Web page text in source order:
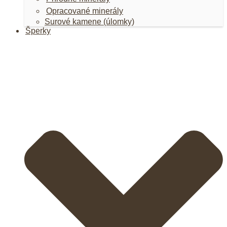
Opracované minerály
Surové kamene (úlomky)
Šperky